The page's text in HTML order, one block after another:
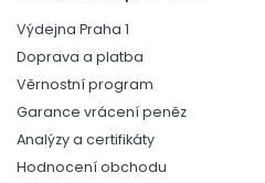
Výdejna Praha 1
Doprava a platba
Věrnostní program
Garance vrácení peněz
Analýzy a certifikáty
Hodnocení obchodu